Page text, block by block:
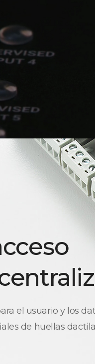
el usuario y los
de huellas